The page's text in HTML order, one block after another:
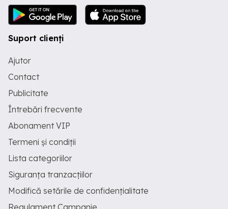
Suport clienți
Ajutor
Contact
Publicitate
Întrebări frecvente
Abonament VIP
Termeni și condiții
Lista categoriilor
Siguranța tranzacțiilor
Modifică setările de confidențialitate
Regulament Campanie